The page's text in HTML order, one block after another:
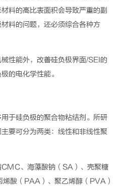
料的高比表面积会导致严重的副
料的问题，还必须综合各种方
性能外，改善硅负极界面/SEI的
极的电化学性能。
用于硅负极的聚合物粘结剂 。 所研
要可分为两类：线性和非线性聚
CMC、海藻酸钠 （ SA ） 、壳聚糖
烯酸 （ PAA ） 、聚乙烯醇 （ PVA ）